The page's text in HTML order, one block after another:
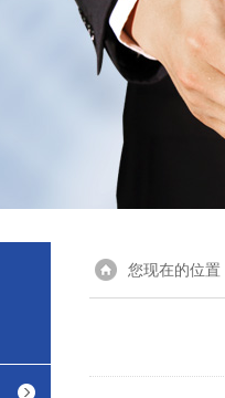
您现在的位置